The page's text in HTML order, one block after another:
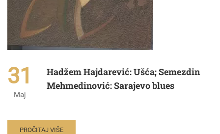
31
Maj
Hadžem Hajdarević: Ušća; Semezdin
Mehmedinović: Sarajevo blues
PROČITAJ VIŠE